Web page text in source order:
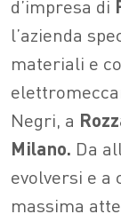
d’impresa di
l’azienda
materiali e
Negri, a
Milano. Da
evolversi e a
massima